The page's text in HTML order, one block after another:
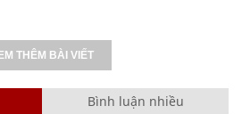
THÊM BÀI VIẾT
Bình luận nhiều